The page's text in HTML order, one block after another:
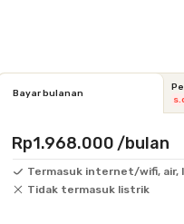
Bayar bulanan
Rp1.968.000 /bulan
Termasuk internet/wifi, air,
Tidak termasuk listrik